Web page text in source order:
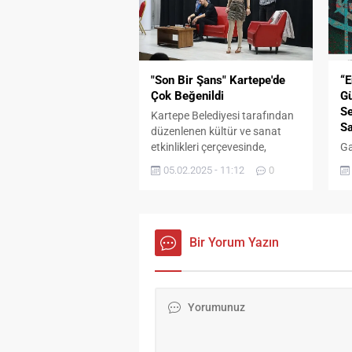
atar. Greenwich Village’ın
efsanevi müzisyenleriyle güçlü
bağlar kurarak hızla yükselen
gizemli genç, sonunda tüm
açıcı, tartışmalı bir
performansa...
"Son Bir Şans" Kartepe'de
Çok Beğenildi
Kartepe Belediyesi tarafından
düzenlenen kültür ve sanat
etkinlikleri çerçevesinde,
tiyatro oyunu izleyicilerden
ve Sosyal İşler Müdürlüğü
tarafından organize edilen Son
Bir Şans adlı tiyatro gösterisi,
Merkezi’nde yoğun bir ilgiyle
05.02.2025 - 11:12 0
Bir Yorum Yazın